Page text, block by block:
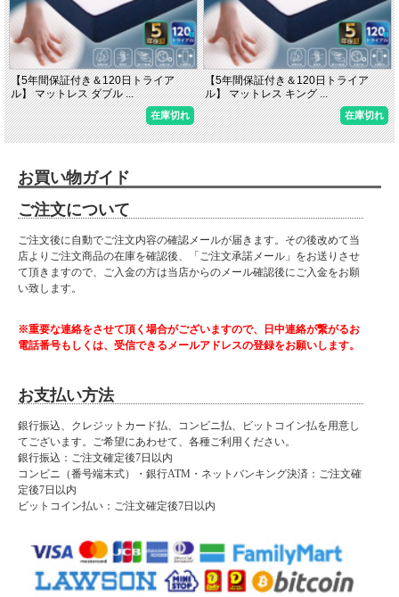
【5年間保証付き＆120日トライア
ル】 マットレス ダブル ...
在庫切れ
【5年間保証付き＆120日トライア
ル】 マットレス キング ...
在庫切れ
お買い物ガイド
ご注文について
ご注文後に自動でご注文内容の確認メールが届きます。その後改めて当
店よりご注文商品の在庫を確認後、「ご注文承諾メール」をお送りさせ
て頂きますので、ご入金の方は当店からのメール確認後にご入金をお願
い致します。
※重要な連絡をさせて頂く場合がございますので、日中連絡が繋がるお
電話番号もしくは、受信できるメールアドレスの登録をお願いします。
お支払い方法
銀行振込、クレジットカード払、コンビニ払、ビットコイン払を用意し
てございます。ご希望にあわせて、各種ご利用ください。
銀行振込：ご注文確定後7日以内
コンビニ（番号端末式）・銀行ATM・ネットバンキング決済：ご注文確
定後7日以内
ビットコイン払い：ご注文確定後7日以内